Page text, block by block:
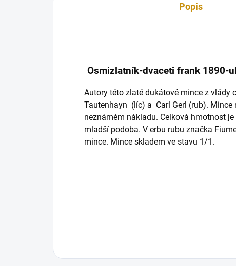
Popis
Osmizlatník-dvaceti frank 1890-
Autory této zlaté dukátové mince z
Tautenhayn (líc) a Carl Gerl (rub). Mince
neznámém nákladu. Celková hmotnost
mladší podoba. V erbu rubu značka
mince. Mince skladem ve stavu 1/1.